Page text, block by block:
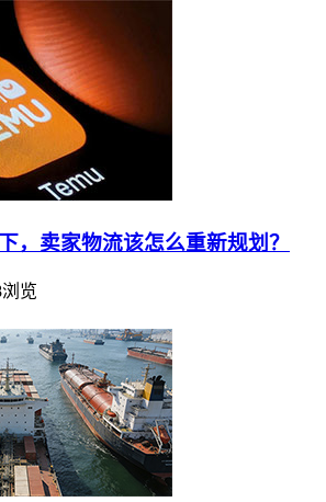
，卖家物流该怎么重新规划？
览